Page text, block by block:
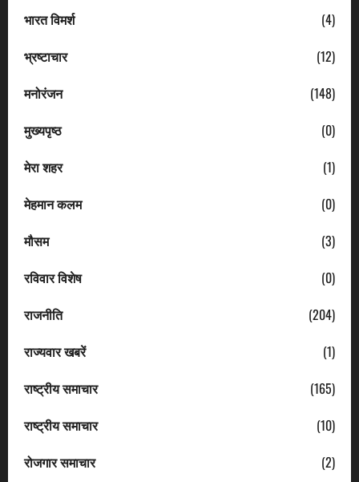
भारत विमर्श
(4)
भ्रष्टाचार
(12)
मनोरंजन
(148)
मुख्यपृष्ठ
(0)
मेरा शहर
(1)
मेहमान कलम
(0)
मौसम
(3)
रविवार विशेष
(0)
राजनीति
(204)
राज्यवार खबरें
(1)
राष्ट्रीय समाचार
(165)
राष्ट्रीय समाचार
(10)
रोजगार समाचार
(2)